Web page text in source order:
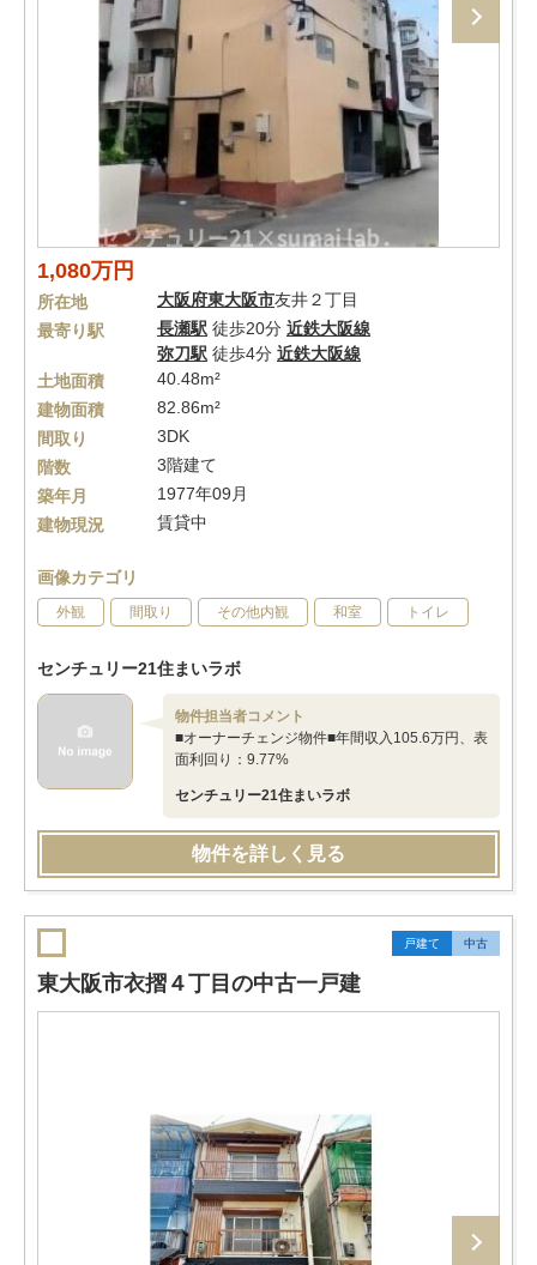
1,080万円
所在地 大阪府東大阪市友井２丁目
最寄り駅
長瀬駅 徒歩20分 近鉄大阪線
弥刀駅 徒歩4分 近鉄大阪線
土地面積
40.48m²
建物面積
82.86m²
間取り
3DK
階数
3階建て
築年月
1977年09月
建物現況
賃貸中
画像カテゴリ
外観 間取り その他内観 和室 トイレ
センチュリー21住まいラボ
物件担当者コメント
■オーナーチェンジ物件■年間収入105.6万円、表
面利回り：9.77%
センチュリー21住まいラボ
物件を詳しく見る
戸建て 中古
東大阪市衣摺４丁目の中古一戸建